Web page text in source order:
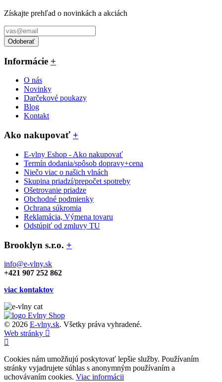
Získajte prehľad o novinkách a akciách
Odoberať
Informácie +
O nás
Novinky
Darčekové poukazy
Blog
Kontakt
Ako nakupovať +
E-vlny Eshop - Ako nakupovať
Termín dodania/spôsob dopravy+cena
Niečo viac o našich vlnách
Skupina priadzí/prepočet spotreby
Ošetrovanie priadze
Obchodné podmienky
Ochrana súkromia
Reklamácia, Výmena tovaru
Odstúpiť od zmluvy TU
Brooklyn s.r.o. +
info@e-vlny.sk
+421 907 252 862
viac kontaktov
© 2026 E-vlny.sk. Všetky práva vyhradené.
Web stránky
Cookies nám umožňujú poskytovať lepšie služby. Používaním
stránky vyjadrujete súhlas s anonymným používaním a
uchovávaním cookies. Viac informácii